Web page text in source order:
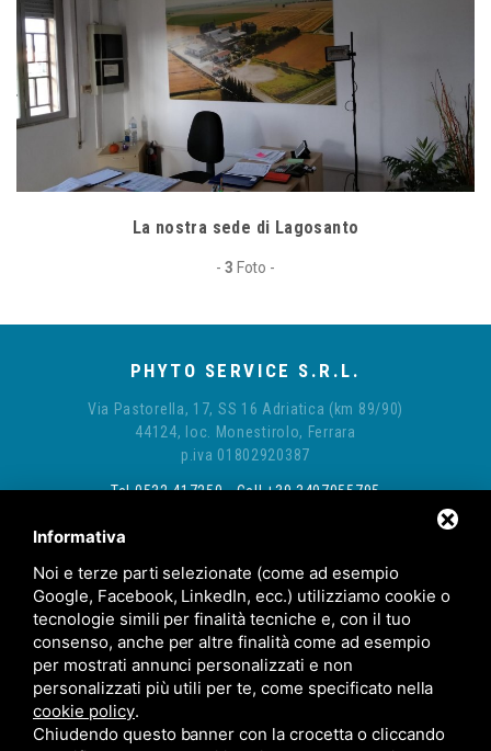
La nostra sede di Lagosanto
- 3 Foto -
PHYTO SERVICE S.R.L.
Via Pastorella, 17, SS 16 Adriatica (km 89/90)
44124, loc. Monestirolo, Ferrara
p.iva 01802920387
Tel 0532 417250 - Cell +39 3497055795
Informativa
Noi e terze parti selezionate (come ad esempio
Google, Facebook, LinkedIn, ecc.) utilizziamo cookie o
tecnologie simili per finalità tecniche e, con il tuo
consenso, anche per altre finalità come ad esempio
per mostrati annunci personalizzati e non
personalizzati più utili per te, come specificato nella
cookie policy.
Chiudendo questo banner con la crocetta o cliccando